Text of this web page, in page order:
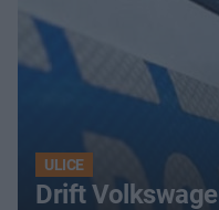
ULICE
Drift